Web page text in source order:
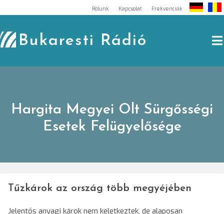
to
content
Rólunk Kapcsolat Frekvenciák
Bukaresti Rádió
Hargita Megyei Olt Sürgősségi
Esetek Felügyelősége
Tűzkárok az ország több megyéjében
Jelentős anyagi károk nem keletkeztek, de alaposan